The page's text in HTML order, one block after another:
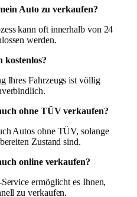
Auto zu verkaufen?
kann oft innerhalb von 24
werden.
kostenlos?
Ihres Fahrzeugs ist völlig
ohne TÜV verkaufen?
Autos ohne TÜV, solange
Zustand sind.
online verkaufen?
ermöglicht es Ihnen,
zu verkaufen.